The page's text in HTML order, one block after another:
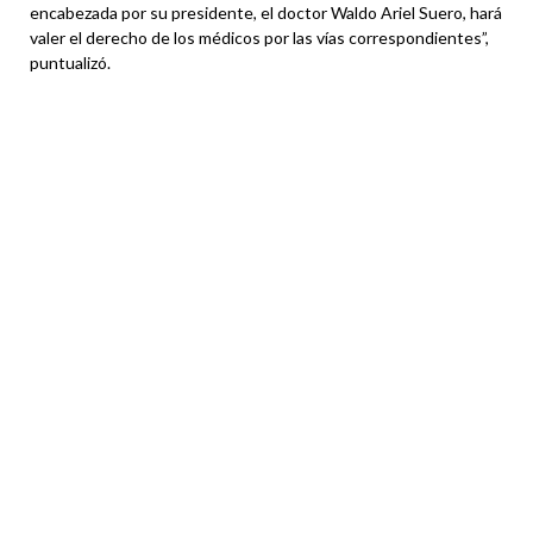
encabezada por su presidente, el doctor Waldo Ariel Suero, hará
valer el derecho de los médicos por las vías correspondientes”,
puntualizó.